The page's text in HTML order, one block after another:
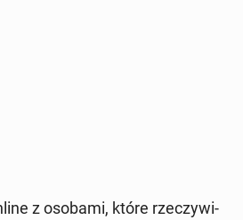
z osobami, które rze­czy­wi­